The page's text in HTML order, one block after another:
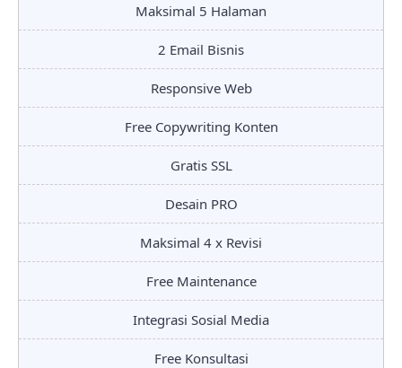
Maksimal 5 Halaman
2 Email Bisnis
Responsive Web
Free Copywriting Konten
Gratis SSL
Desain PRO
Maksimal 4 x Revisi
Free Maintenance
Integrasi Sosial Media
Free Konsultasi